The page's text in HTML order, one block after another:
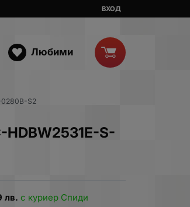
ВХОД
Любими
0280B-S2
HDBW2531E-S-
лв. с куриер Спиди